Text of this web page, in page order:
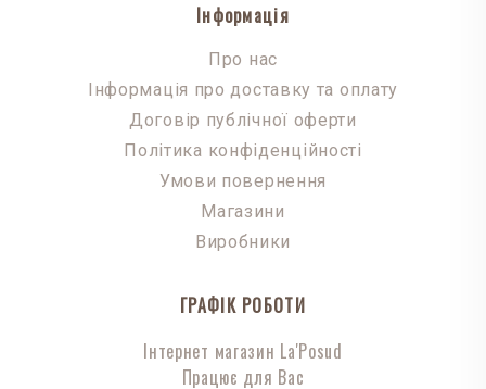
Інформація
Про нас
Інформація про доставку та оплату
Договір публічної оферти
Політика конфіденційності
Умови повернення
Магазини
Виробники
ГРАФІК РОБОТИ
Інтернет магазин La'Posud
Працює для Вас